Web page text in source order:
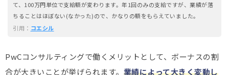
て、100万円単位で支給額が変わります。年1回のみの支給ですが、業績が落
ちることはほぼない(なかった)ので、かなりの額をもらえていました。
引用： コエシル
PwCコンサルティングで働くメリットとして、ボーナスの割
合が大きいことが挙げられます。 業績によって大きく変動し